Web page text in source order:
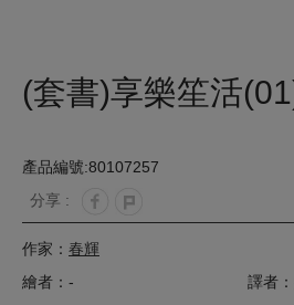
(套書)享樂笙活
產品編號:80107257
分享 :
作家： 春輝
繪者：-
譯者：